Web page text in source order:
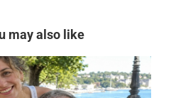
may also like